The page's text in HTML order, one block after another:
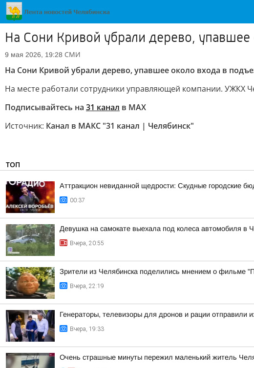
На Сони Кривой убрали дерево,
9 мая 2026, 19:28 СМИ
На Сони Кривой убрали дерево, упавшее около входа в
На месте работали сотрудники управляющей компании. УЖКХ
Подписывайтесь на 31 канал в МАХ
Источник: Канал в МАКС "31 канал | Челябинск"
ТОП
Аттракцион невиданной щедрости: Скудные городские
00:37
Девушка на самокате выехала под колеса автомобиля в
Вчера, 20:55
Зрители из Челябинска поделились мнением о фильме
Вчера, 22:19
Генераторы, телевизоры для дронов и рации отправили
Вчера, 19:33
Очень страшные минуты пережил маленький житель